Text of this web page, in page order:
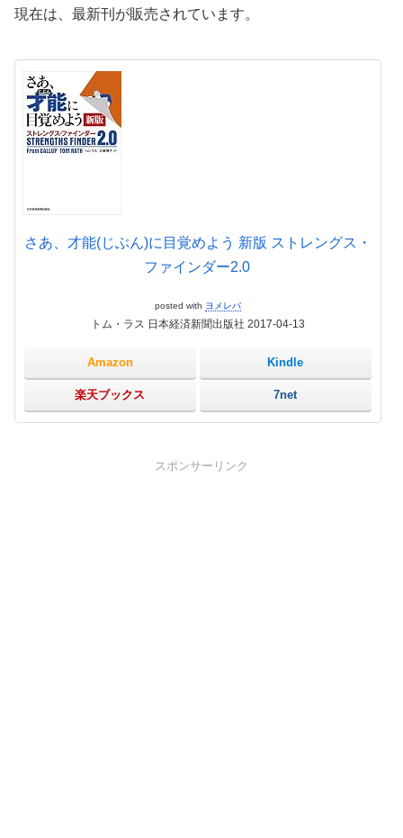
現在は、最新刊が販売されています。
さあ、才能(じぶん)に目覚めよう 新版 ストレングス・
ファインダー2.0
posted with ヨメレバ
トム・ラス 日本経済新聞出版社 2017-04-13
Amazon Kindle
楽天ブックス 7net
スポンサーリンク